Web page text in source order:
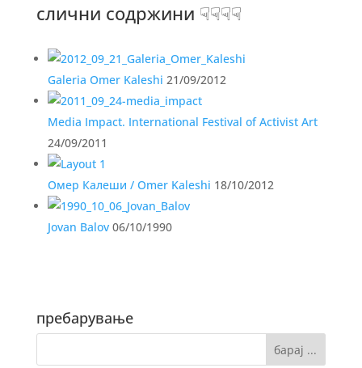
слични содржини ☟☟☟☟
Galeria Omer Kaleshi 21/09/2012
Media Impact. International Festival of Activist Art
24/09/2011
Омер Калеши / Omer Kaleshi 18/10/2012
Jovan Balov06/10/1990
пребарување